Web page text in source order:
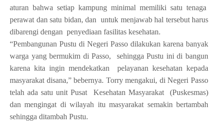
aturan bahwa setiap kampung minimal memiliki satu tenaga
perawat dan satu bidan, dan untuk menjawab hal tersebut harus
dibarengi dengan penyediaan fasilitas kesehatan.
“Pembangunan Pustu di Negeri Passo dilakukan karena banyak
warga yang bermukim di Passo,
sehingga Pustu ini di bangun
karena kita ingin mendekatkan
pelayanan kesehatan kepada
masyarakat disana,” bebernya. Torry mengakui, di Negeri Passo
telah ada satu unit Pusat
Kesehatan Masyarakat
(Puskesmas)
dan mengingat di wilayah itu masyarakat semakin bertambah
sehingga ditambah Pustu.